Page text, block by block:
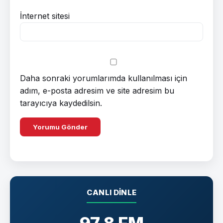
İnternet sitesi
Daha sonraki yorumlarımda kullanılması için
adım, e-posta adresim ve site adresim bu
tarayıcıya kaydedilsin.
CANLI DINLE